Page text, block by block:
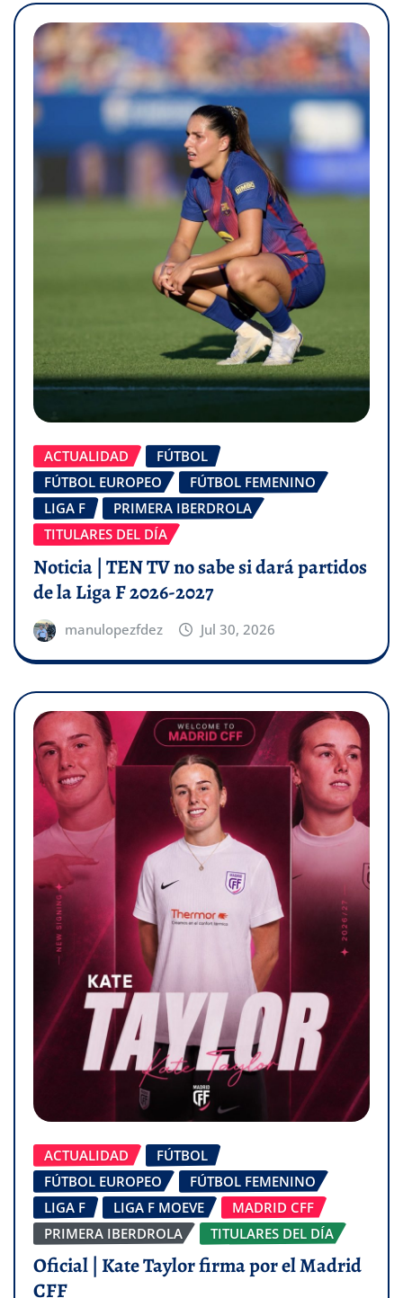
ACTUALIDAD
FÚTBOL
FÚTBOL EUROPEO
FÚTBOL FEMENINO
LIGA F
PRIMERA IBERDROLA
TITULARES DEL DÍA
Noticia | TEN TV no sabe si dará partidos
de la Liga F 2026-2027
manulopezfdez Jul 30, 2026
ACTUALIDAD
FÚTBOL
FÚTBOL EUROPEO
FÚTBOL FEMENINO
LIGA F
LIGA F MOEVE
MADRID CFF
PRIMERA IBERDROLA
TITULARES DEL DÍA
Oficial | Kate Taylor firma por el Madrid
CFF